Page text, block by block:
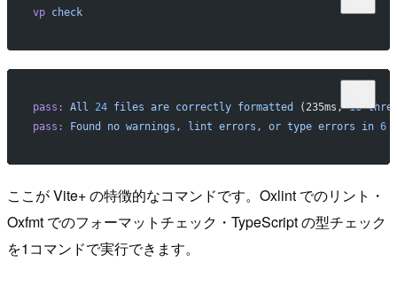
vp check
pass: All 24 files are correctly formatted (235ms, 10
pass:
Found no warnings, lint errors, or type errors in 6
ここが Vite+ の特徴的なコマンドです。Oxlint でのリント・
Oxfmt でのフォーマットチェック・TypeScript の型チェック
を1コマンドで実行できます。